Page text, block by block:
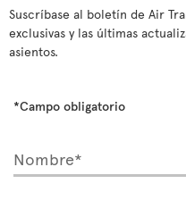
Suscríbase al boletín de Air
exclusivas y las últimas
asientos.
*Campo obligatorio
Nombre*